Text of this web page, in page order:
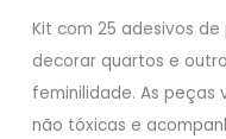
Kit com 25 adesivos
decorar quartos e
feminilidade. As peças
não tóxicas e